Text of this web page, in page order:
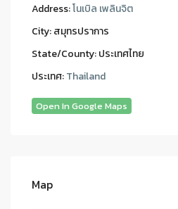
Address:โนเบิล เพลินจิต
City:สมุทรปราการ
State/County:ประเทศไทย
ประเทศ:Thailand
Open In Google Maps
Map